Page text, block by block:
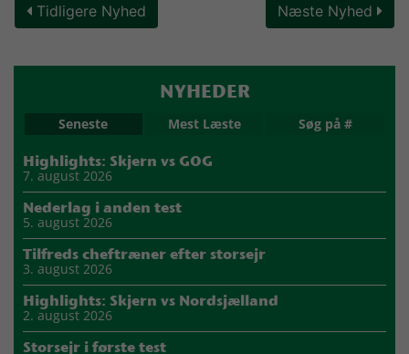
Tidligere Nyhed Næste Nyhed
NYHEDER
Seneste Mest Læste Søg på #
Highlights: Skjern vs GOG
7. august 2026
Nederlag i anden test
5. august 2026
Tilfreds cheftræner efter storsejr
3. august 2026
Highlights: Skjern vs Nordsjælland
2. august 2026
Storsejr i første test